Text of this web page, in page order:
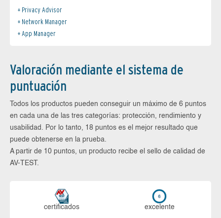
Privacy Advisor
Network Manager
App Manager
Valoración mediante el sistema de
puntuación
Todos los productos pueden conseguir un máximo de 6 puntos
en cada una de las tres categorías: protección, rendimiento y
usabilidad. Por lo tanto, 18 puntos es el mejor resultado que
puede obtenerse en la prueba.
A partir de 10 puntos, un producto recibe el sello de calidad de
AV-TEST.
certi­ficados ex­ce­len­te